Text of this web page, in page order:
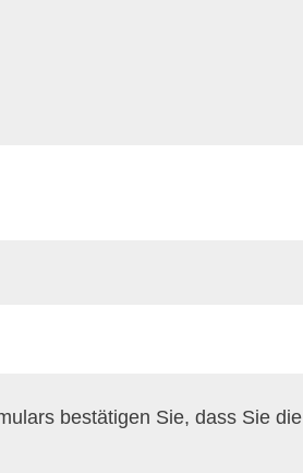
bestätigen Sie, dass Sie die